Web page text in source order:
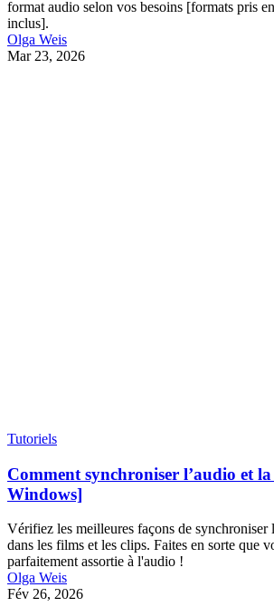
format audio selon vos besoins [formats pris
inclus].
Olga Weis
Mar 23, 2026
Tutoriels
Comment synchroniser l’audio et
Windows]
Vérifiez les meilleures façons de synchroniser
dans les films et les clips. Faites en sorte que
parfaitement assortie à l'audio !
Olga Weis
Fév 26, 2026